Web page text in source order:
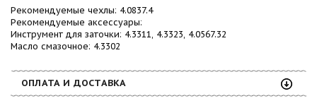
Рекомендуемые чехлы: 4.0837.4
Рекомендуемые аксессуары:
Инструмент для заточки: 4.3311, 4.3323, 4.0567.32
Масло смазочное: 4.3302
ОПЛАТА И ДОСТАВКА